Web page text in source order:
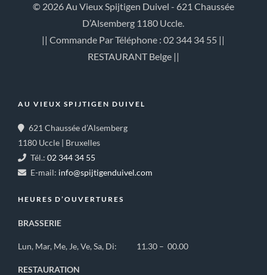
© 2026 Au Vieux Spijtigen Duivel - 621 Chaussée
D’Alsemberg 1180 Uccle.
|| Commande Par Téléphone : 02 344 34 55 ||
RESTAURANT Belge ||
AU VIEUX SPIJTIGEN DUIVEL
621 Chaussée d’Alsemberg
1180 Uccle | Bruxelles
Tél.: 02 344 34 55
E-mail: info@spijtigenduivel.com
HEURES D’OUVERTURES
BRASSERIE
Lun, Mar, Me, Je, Ve, Sa, Di: 11.30 – 00.00
RESTAURATION